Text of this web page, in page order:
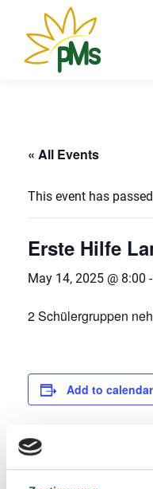
« All Events
This event has
Erste Hilfe
May 14, 2025 @ 8:00 -
2 Schülergruppen
Add to calendar